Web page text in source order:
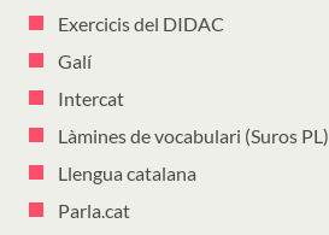
Exercicis del DIDAC
Galí
Intercat
Làmines de vocabulari (Suros PL)
Llengua catalana
Parla.cat